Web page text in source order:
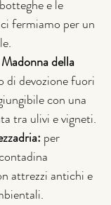
e le
fermiamo per un
della
di devozione fuori
con una
tra ulivi e vigneti.
per
attrezzi antichi e